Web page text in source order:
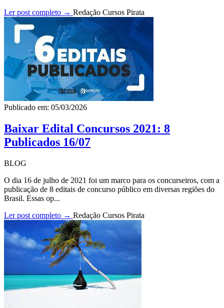
Ler post completo → Redação Cursos Pirata
Publicado em: 05/03/2026
Baixar Edital Concursos 2021: 8
Publicados 16/07
BLOG
O dia 16 de julho de 2021 foi um marco para os concurseiros, com a
publicação de 8 editais de concurso público em diversas regiões do
Brasil. Essas op...
Ler post completo → Redação Cursos Pirata